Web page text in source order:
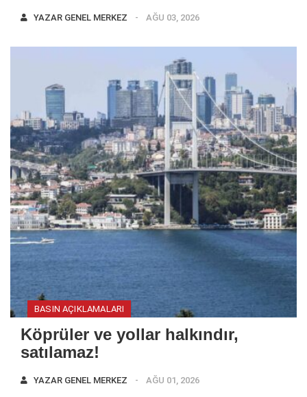
YAZAR GENEL MERKEZ AĞU 03, 2026
BASIN AÇIKLAMALARI
Köprüler ve yollar halkındır,
satılamaz!
YAZAR GENEL MERKEZ AĞU 01, 2026